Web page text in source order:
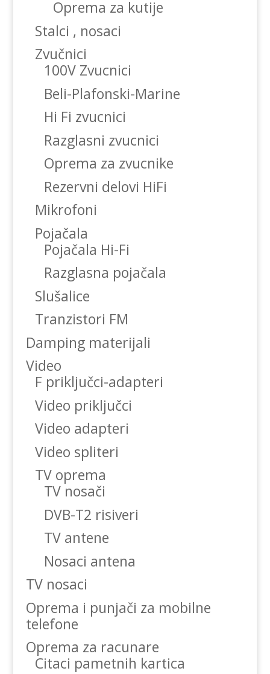
Oprema za kutije
Stalci , nosaci
Zvučnici
100V Zvucnici
Beli-Plafonski-Marine
Hi Fi zvucnici
Razglasni zvucnici
Oprema za zvucnike
Rezervni delovi HiFi
Mikrofoni
Pojačala
Pojačala Hi-Fi
Razglasna pojačala
Slušalice
Tranzistori FM
Damping materijali
Video
F priključci-adapteri
Video priključci
Video adapteri
Video spliteri
TV oprema
TV nosači
DVB-T2 risiveri
TV antene
Nosaci antena
TV nosaci
Oprema i punjači za mobilne
telefone
Oprema za racunare
Citaci pametnih kartica